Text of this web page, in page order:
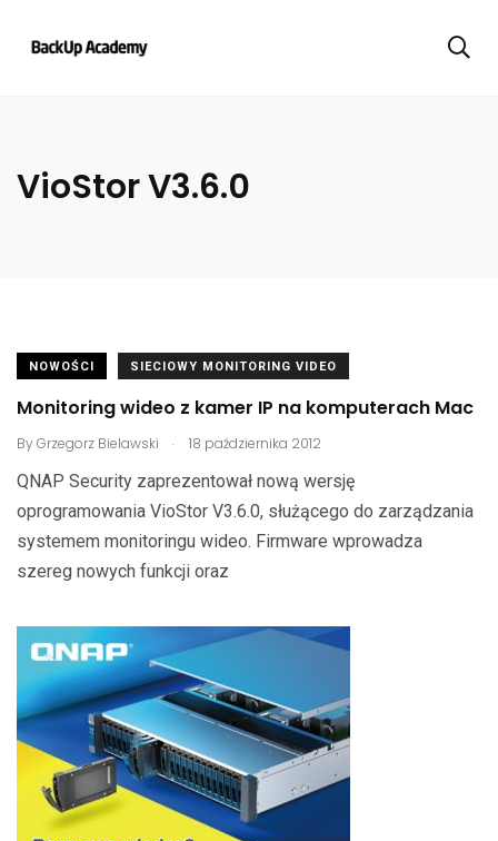
VioStor V3.6.0
NOWOŚCI SIECIOWY MONITORING VIDEO
Monitoring wideo z kamer IP na komputerach Mac
ByGrzegorz Bielawski . 18 października 2012
QNAP Security zaprezentował nową wersję
oprogramowania VioStor V3.6.0, służącego do zarządzania
systemem monitoringu wideo. Firmware wprowadza
szereg nowych funkcji oraz